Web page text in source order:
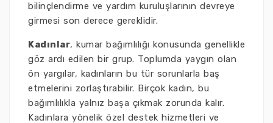
bilinçlendirme ve yardım kuruluşlarının devreye
girmesi son derece gereklidir.
Kadınlar, kumar bağımlılığı konusunda genellikle
göz ardı edilen bir grup. Toplumda yaygın olan
ön yargılar, kadınların bu tür sorunlarla baş
etmelerini zorlaştırabilir. Birçok kadın, bu
bağımlılıkla yalnız başa çıkmak zorunda kalır.
Kadınlara yönelik özel destek hizmetleri ve